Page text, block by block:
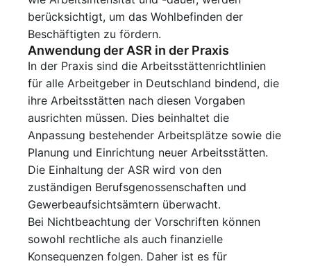
berücksichtigt, um das Wohlbefinden der
Beschäftigten zu fördern.
Anwendung der ASR in der Praxis
In der Praxis sind die Arbeitsstättenrichtlinien
für alle Arbeitgeber in Deutschland bindend, die
ihre Arbeitsstätten nach diesen Vorgaben
ausrichten müssen. Dies beinhaltet die
Anpassung bestehender Arbeitsplätze sowie die
Planung und Einrichtung neuer Arbeitsstätten.
Die Einhaltung der ASR wird von den
zuständigen Berufsgenossenschaften und
Gewerbeaufsichtsämtern überwacht.
Bei Nichtbeachtung der Vorschriften können
sowohl rechtliche als auch finanzielle
Konsequenzen folgen. Daher ist es für